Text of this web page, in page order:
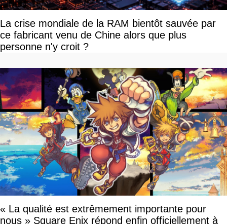
La crise mondiale de la RAM bientôt sauvée par
ce fabricant venu de Chine alors que plus
personne n'y croit ?
« La qualité est extrêmement importante pour
nous » Square Enix répond enfin officiellement à